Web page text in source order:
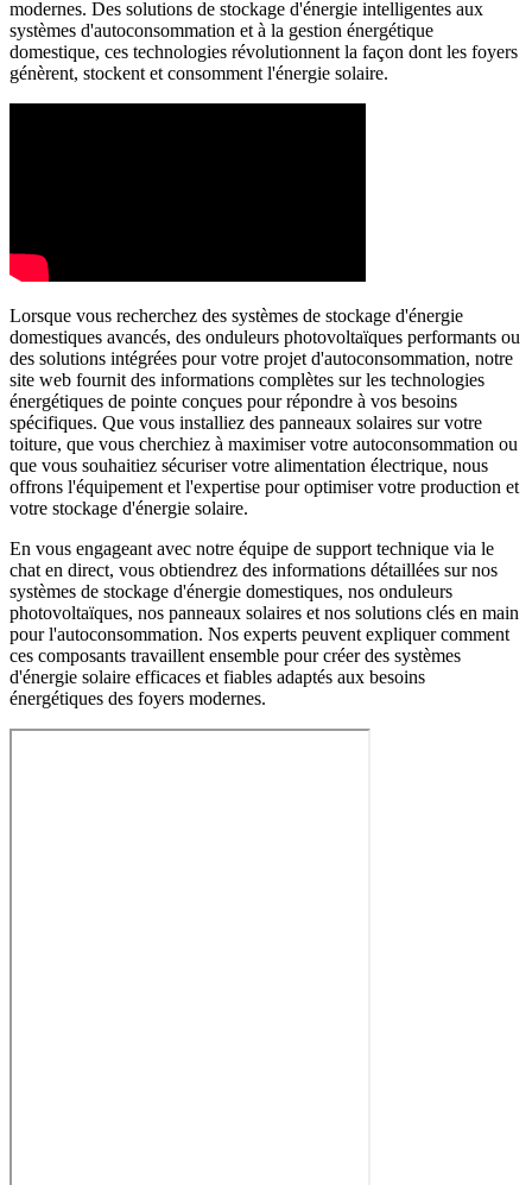
modernes. Des solutions de stockage d'énergie intelligentes aux
systèmes d'autoconsommation et à la gestion énergétique
domestique, ces technologies révolutionnent la façon dont les foyers
génèrent, stockent et consomment l'énergie solaire.
Lorsque vous recherchez des systèmes de stockage d'énergie
domestiques avancés, des onduleurs photovoltaïques performants ou
des solutions intégrées pour votre projet d'autoconsommation, notre
site web fournit des informations complètes sur les technologies
énergétiques de pointe conçues pour répondre à vos besoins
spécifiques. Que vous installiez des panneaux solaires sur votre
toiture, que vous cherchiez à maximiser votre autoconsommation ou
que vous souhaitiez sécuriser votre alimentation électrique, nous
offrons l'équipement et l'expertise pour optimiser votre production et
votre stockage d'énergie solaire.
En vous engageant avec notre équipe de support technique via le
chat en direct, vous obtiendrez des informations détaillées sur nos
systèmes de stockage d'énergie domestiques, nos onduleurs
photovoltaïques, nos panneaux solaires et nos solutions clés en main
pour l'autoconsommation. Nos experts peuvent expliquer comment
ces composants travaillent ensemble pour créer des systèmes
d'énergie solaire efficaces et fiables adaptés aux besoins
énergétiques des foyers modernes.